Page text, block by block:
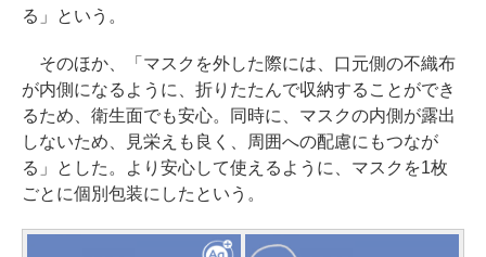
る」という。
そのほか、「マスクを外した際には、口元側の不織布
が内側になるように、折りたたんで収納することができ
るため、衛生面でも安心。同時に、マスクの内側が露出
しないため、見栄えも良く、周囲への配慮にもつなが
る」とした。より安心して使えるように、マスクを1枚
ごとに個別包装にしたという。